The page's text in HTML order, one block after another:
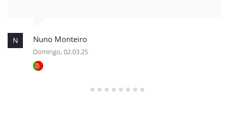
N Nuno Monteiro
Domingo, 02.03.25